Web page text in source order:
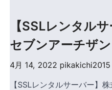
【SSLレンタル
セブンアーチザ
4月 14, 2022 pikakichi2015
【SSLレンタルサーバー】